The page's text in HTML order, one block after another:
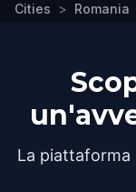
Cities > Romania
La piattaforma